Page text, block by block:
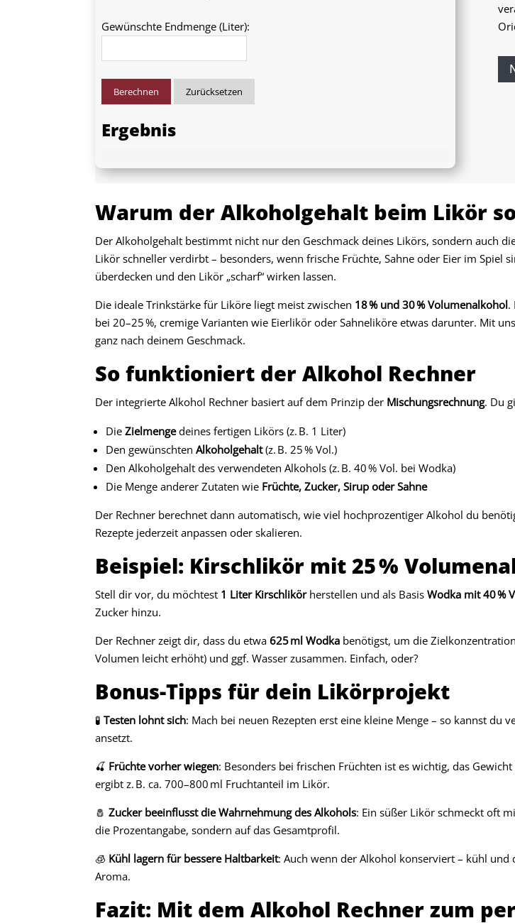
Gewünschte Endmenge (Liter):
Berechnen Zurücksetzen
Ergebnis
Warum der Alkoholgehalt beim Likör
Der Alkoholgehalt bestimmt nicht nur den Geschmack deines Likörs, sondern auch
Likör schneller verdirbt – besonders, wenn frische Früchte, Sahne oder Eier im
überdecken und den Likör „scharf“ wirken lassen.
Die ideale Trinkstärke für Liköre liegt meist zwischen 18 % und 30 % Volumenalkohol.
bei 20–25 %, cremige Varianten wie Eierlikör oder Sahneliköre etwas darunter. Mit
ganz nach deinem Geschmack.
So funktioniert der Alkohol Rechner
Der integrierte Alkohol Rechner basiert auf dem Prinzip der Mischungsrechnung. Du
DieZielmengedeines fertigen Likörs (z. B. 1 Liter)
Den gewünschtenAlkoholgehalt(z. B. 25 % Vol.)
Den Alkoholgehalt des verwendeten Alkohols (z. B. 40 % Vol. bei Wodka)
Die Menge anderer Zutaten wie Früchte, Zucker, Sirup oder Sahne
Der Rechner berechnet dann automatisch, wie viel hochprozentiger Alkohol du
Rezepte jederzeit anpassen oder skalieren.
Beispiel: Kirschlikör mit 25 %
Stell dir vor, du möchtest 1 Liter Kirschlikörherstellen und als BasisWodka mit 40 %
Zucker hinzu.
Der Rechner zeigt dir, dass du etwa625 ml Wodka benötigst, um die
Volumen leicht erhöht) und ggf. Wasser zusammen. Einfach, oder?
Bonus-Tipps für dein Likörprojekt
🧪Testen lohnt sich: Mach bei neuen Rezepten erst eine kleine Menge – so kannst du
ansetzt.
🍒 Früchte vorher wiegen: Besonders bei frischen Früchten ist es wichtig, das
ergibt z. B. ca. 700–800 ml Fruchtanteil im Likör.
🧂Zucker beeinflusst die Wahrnehmung des Alkohols: Ein süßer Likör schmeckt oft
die Prozentangabe, sondern auf das Gesamtprofil.
🧊 Kühl lagern für bessere Haltbarkeit: Auch wenn der Alkohol konserviert – kühl
Aroma.
Fazit: Mit dem Alkohol Rechner zum